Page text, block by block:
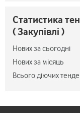
Статистика
( Закупівлі )
Нових за сьогодні
Нових за місяць
Всього діючих